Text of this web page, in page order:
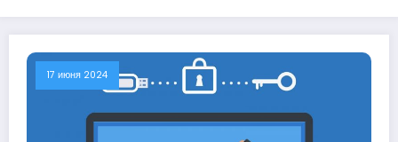
17 июня 2024